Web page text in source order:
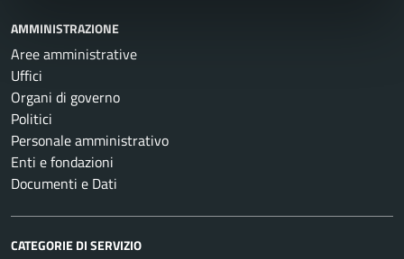
AMMINISTRAZIONE
Aree amministrative
Uffici
Organi di governo
Politici
Personale amministrativo
Enti e fondazioni
Documenti e Dati
CATEGORIE DI SERVIZIO